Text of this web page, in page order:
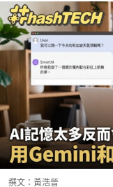
撰文： 黃浩晉